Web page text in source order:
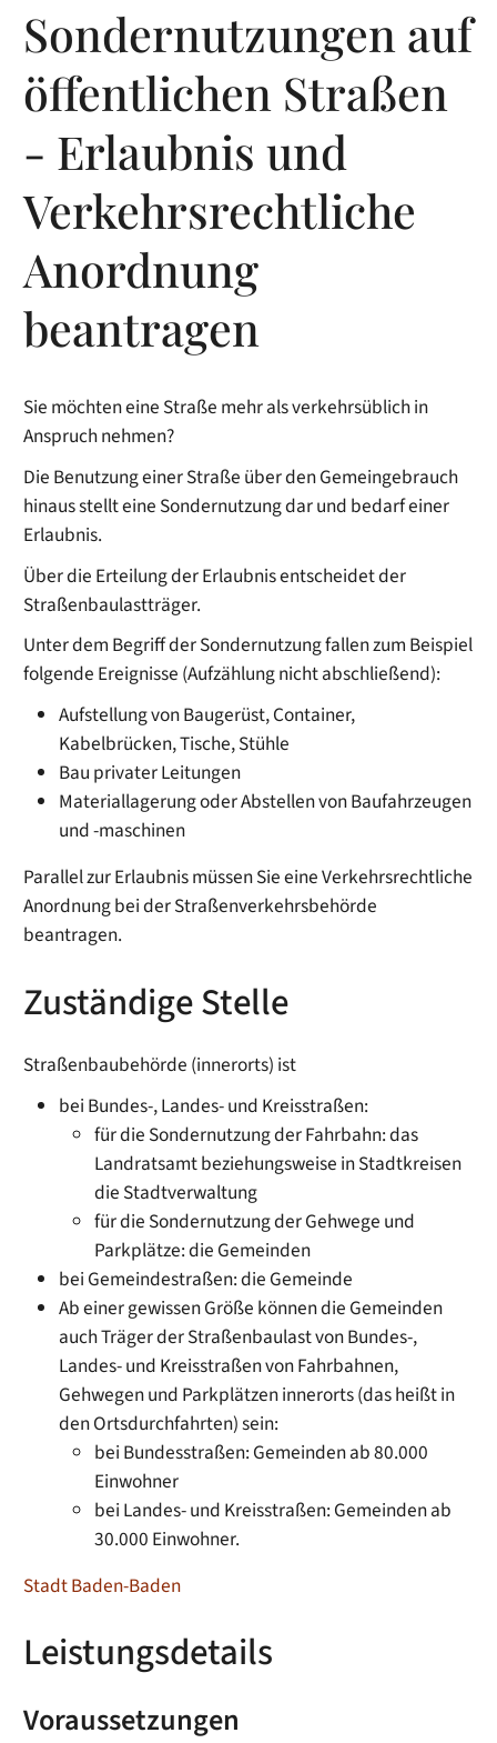
Sondernutzungen auf
öffentlichen Straßen
- Erlaubnis und
Verkehrsrechtliche
Anordnung
beantragen
Sie möchten eine Straße mehr als verkehrsüblich in
Anspruch nehmen?
Die Benutzung einer Straße über den Gemeingebrauch
hinaus stellt eine Sondernutzung dar und bedarf einer
Erlaubnis.
Über die Erteilung der Erlaubnis entscheidet der
Straßenbaulastträger.
Unter dem Begriff der Sondernutzung fallen zum Beispiel
folgende Ereignisse (Aufzählung nicht abschließend):
Aufstellung von Baugerüst, Container,
Kabelbrücken, Tische, Stühle
Bau privater Leitungen
Materiallagerung oder Abstellen von Baufahrzeugen
und -maschinen
Parallel zur Erlaubnis müssen Sie eine Verkehrsrechtliche
Anordnung bei der Straßenverkehrsbehörde
beantragen.
Zuständige Stelle
Straßenbaubehörde (innerorts) ist
bei Bundes-, Landes- und Kreisstraßen:
für die Sondernutzung der Fahrbahn: das
Landratsamt beziehungsweise in Stadtkreisen
die Stadtverwaltung
für die Sondernutzung der Gehwege und
Parkplätze: die Gemeinden
bei Gemeindestraßen: die Gemeinde
Ab einer gewissen Größe können die Gemeinden
auch Träger der Straßenbaulast von Bundes-,
Landes- und Kreisstraßen von Fahrbahnen,
Gehwegen und Parkplätzen innerorts (das heißt in
den Ortsdurchfahrten) sein:
bei Bundesstraßen: Gemeinden ab 80.000
Einwohner
bei Landes- und Kreisstraßen: Gemeinden ab
30.000 Einwohner.
Stadt Baden-Baden
Leistungsdetails
Voraussetzungen